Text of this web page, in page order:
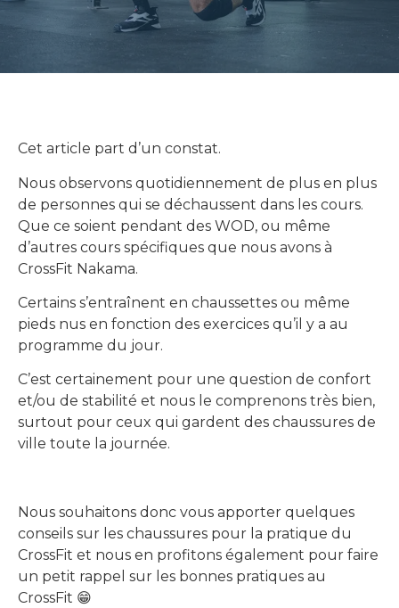
Cet article part d’un constat.
Nous observons quotidiennement de plus en plus
de personnes qui se déchaussent dans les cours.
Que ce soient pendant des WOD, ou même
d’autres cours spécifiques que nous avons à
CrossFit Nakama.
Certains s’entraînent en chaussettes ou même
pieds nus en fonction des exercices qu’il y a au
programme du jour.
C’est certainement pour une question de confort
et/ou de stabilité et nous le comprenons très bien,
surtout pour ceux qui gardent des chaussures de
ville toute la journée.
Nous souhaitons donc vous apporter quelques
conseils sur les chaussures pour la pratique du
CrossFit et nous en profitons également pour faire
un petit rappel sur les bonnes pratiques au
CrossFit 😁